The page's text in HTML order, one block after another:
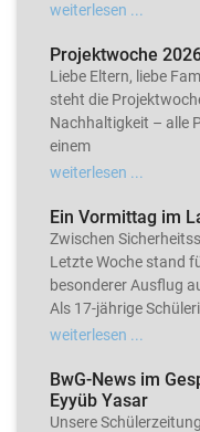
weiterlesen ...
Projektwoche
Liebe Eltern, liebe
steht die
Nachhaltigkeit – alle
einem
weiterlesen ...
Ein Vormittag im
Zwischen
Letzte Woche stand
besonderer Ausflug
Als 17-jährige
weiterlesen ...
BwG-News im
Eyyüb Yasar
Unsere